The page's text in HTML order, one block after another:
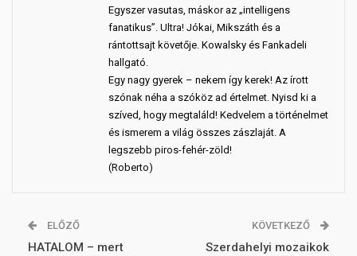
Egyszer vasutas, máskor az „intelligens
fanatikus”. Ultra! Jókai, Mikszáth és a
rántottsajt követője. Kowalsky és Fankadeli
hallgató.
Egy nagy gyerek – nekem így kerek! Az írott
szónak néha a szóköz ad értelmet. Nyisd ki a
szíved, hogy megtaláld! Kedvelem a történelmet
és ismerem a világ összes zászlaját. A
legszebb piros-fehér-zöld!
(Roberto)
ELŐZŐ
HATALOM – mert
KÖVETKEZŐ
Szerdahelyi mozaikok